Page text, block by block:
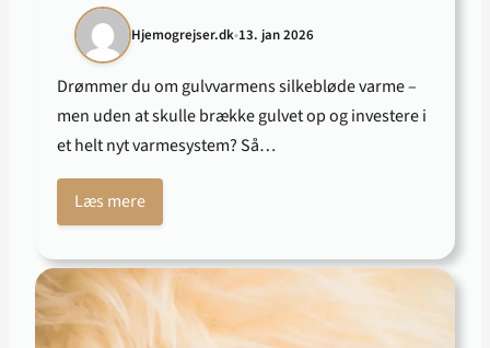
Hjemogrejser.dk•13. jan 2026
Drømmer du om gulvvarmens silkebløde varme –
men uden at skulle brække gulvet op og investere i
et helt nyt varmesystem? Så…
Læs mere